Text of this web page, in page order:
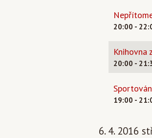
20:00 -
Knihovna
20:00 -
19:00 -
6. 4. 2016